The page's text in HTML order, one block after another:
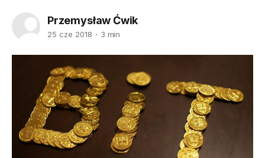
Przemysław Ćwik
25 cze 2018 3 min